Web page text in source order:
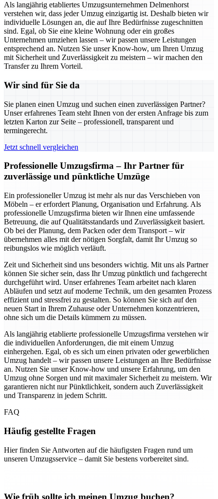
Als langjährig etabliertes Umzugsunternehmen Delmenhorst
verstehen wir, dass jeder Umzug einzigartig ist. Deshalb bieten wir
individuelle Lösungen an, die auf Ihre Bedürfnisse zugeschnitten
sind. Egal, ob Sie eine kleine Wohnung oder ein großes
Unternehmen umziehen lassen – wir passen unsere Leistungen
entsprechend an. Nutzen Sie unser Know-how, um Ihren Umzug
mit Sicherheit und Zuverlässigkeit zu meistern – wir machen den
Transfer zu Ihrem Vorteil.
Wir sind für Sie da
Sie planen einen Umzug und suchen einen zuverlässigen Partner?
Unser erfahrenes Team steht Ihnen von der ersten Anfrage bis zum
letzten Karton zur Seite – professionell, transparent und
termingerecht.
Jetzt schnell vergleichen
Professionelle Umzugsfirma – Ihr Partner für
zuverlässige und pünktliche Umzüge
Ein professioneller Umzug ist mehr als nur das Verschieben von
Möbeln – er erfordert Planung, Organisation und Erfahrung. Als
professionelle Umzugsfirma bieten wir Ihnen eine umfassende
Betreuung, die auf Qualitätsstandards und Zuverlässigkeit basiert.
Ob bei der Planung, dem Packen oder dem Transport – wir
übernehmen alles mit der nötigen Sorgfalt, damit Ihr Umzug so
reibungslos wie möglich verläuft.
Zeit und Sicherheit sind uns besonders wichtig. Mit uns als Partner
können Sie sicher sein, dass Ihr Umzug pünktlich und fachgerecht
durchgeführt wird. Unser erfahrenes Team arbeitet nach klaren
Abläufen und setzt auf moderne Technik, um den gesamten Prozess
effizient und stressfrei zu gestalten. So können Sie sich auf den
neuen Start in Ihrem Zuhause oder Unternehmen konzentrieren,
ohne sich um die Details kümmern zu müssen.
Als langjährig etablierte professionelle Umzugsfirma verstehen wir
die individuellen Anforderungen, die mit einem Umzug
einhergehen. Egal, ob es sich um einen privaten oder gewerblichen
Umzug handelt – wir passen unsere Leistungen an Ihre Bedürfnisse
an. Nutzen Sie unser Know-how und unsere Erfahrung, um den
Umzug ohne Sorgen und mit maximaler Sicherheit zu meistern. Wir
garantieren nicht nur Pünktlichkeit, sondern auch Zuverlässigkeit
und Transparenz in jedem Schritt.
FAQ
Häufig gestellte Fragen
Hier finden Sie Antworten auf die häufigsten Fragen rund um
unseren Umzugsservice – damit Sie bestens vorbereitet sind.
Wie früh sollte ich meinen Umzug buchen?